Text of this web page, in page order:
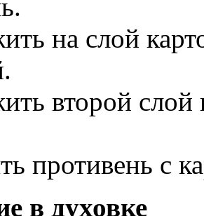
на слой
второй слой
противень с
в духовке